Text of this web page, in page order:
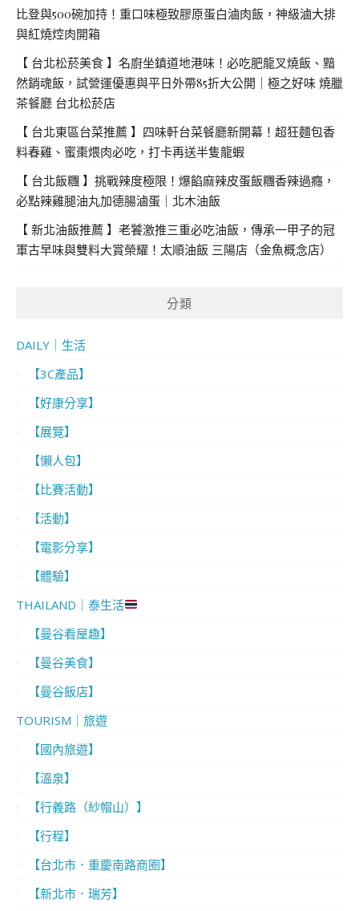
比登與500碗加持！重口味極致膠原蛋白滷肉飯，神級滷大排
與紅燒焢肉開箱
【 台北松菸美食 】名廚坐鎮道地港味！必吃肥龍叉燒飯、黯
然銷魂飯，試營運優惠與平日外帶85折大公開｜極之好味 燒臘
茶餐廳 台北松菸店
【 台北東區台菜推薦 】四味軒台菜餐廳新開幕！超狂麵包香
料春雞、蜜棗煨肉必吃，打卡再送半隻龍蝦
【 台北飯糰 】挑戰辣度極限！爆餡麻辣皮蛋飯糰香辣過癮，
必點辣雞腿油丸加德腸滷蛋｜北木油飯
【 新北油飯推薦 】老饕激推三重必吃油飯，傳承一甲子的冠
軍古早味與雙料大賞榮耀！太順油飯 三陽店（金魚概念店）
分類
DAILY｜生活
【3C產品】
【好康分享】
【展覽】
【懶人包】
【比賽活動】
【活動】
【電影分享】
【體驗】
THAILAND｜泰生活
【曼谷看屋趣】
【曼谷美食】
【曼谷飯店】
TOURISM｜旅遊
【國內旅遊】
【溫泉】
【行義路（紗帽山）】
【行程】
【台北市．重慶南路商圈】
【新北市．瑞芳】